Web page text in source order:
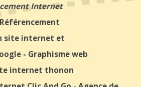
Internet
site internet et
- Graphisme web
internet thonon